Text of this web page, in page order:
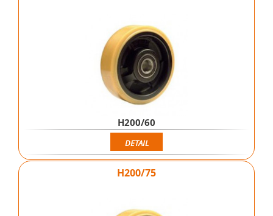
H200/60
DETAIL
H200/75